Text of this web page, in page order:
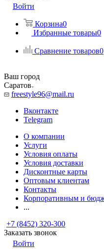
Войти
Корзина0
Избранные товары0
Сравнение товаров0
Ваш город
Саратов
freestyle96@mail.ru
Вконтакте
Telegram
О компании
Услуги
Условия оплаты
Условия доставки
Дисконтные карты
Оптовым клиентам
Контакты
Корпоративным и
...
+7 (8452) 320-300
Заказать звонок
Войти